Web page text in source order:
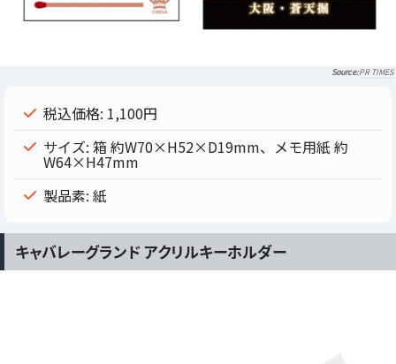
PR TIMES
税込価格: 1,100円
サイズ: 箱 約W70×H52×D19mm、メモ用紙 約
W64×H47mm
製品素: 紙
キャバレーグランド アクリルキーホルダー